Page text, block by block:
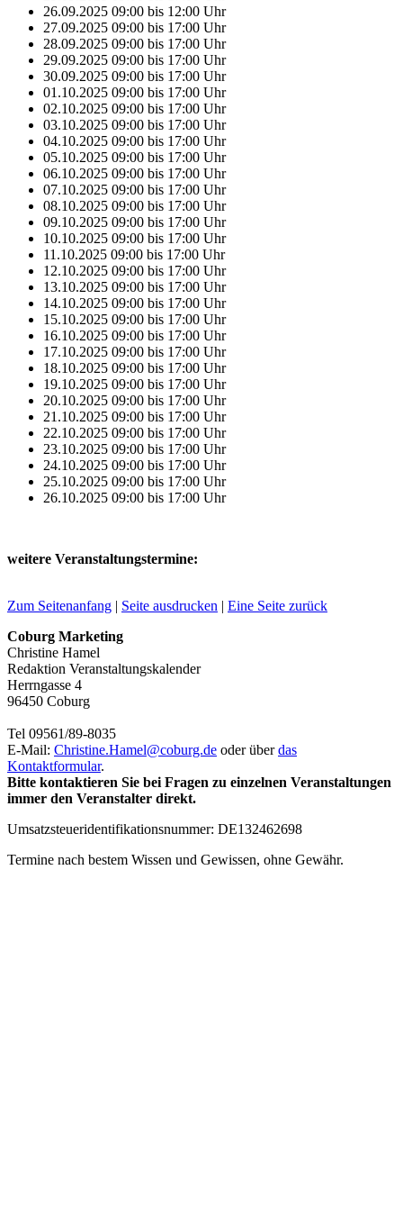
26.09.2025 09:00 bis 12:00 Uhr
27.09.2025 09:00 bis 17:00 Uhr
28.09.2025 09:00 bis 17:00 Uhr
29.09.2025 09:00 bis 17:00 Uhr
30.09.2025 09:00 bis 17:00 Uhr
01.10.2025 09:00 bis 17:00 Uhr
02.10.2025 09:00 bis 17:00 Uhr
03.10.2025 09:00 bis 17:00 Uhr
04.10.2025 09:00 bis 17:00 Uhr
05.10.2025 09:00 bis 17:00 Uhr
06.10.2025 09:00 bis 17:00 Uhr
07.10.2025 09:00 bis 17:00 Uhr
08.10.2025 09:00 bis 17:00 Uhr
09.10.2025 09:00 bis 17:00 Uhr
10.10.2025 09:00 bis 17:00 Uhr
11.10.2025 09:00 bis 17:00 Uhr
12.10.2025 09:00 bis 17:00 Uhr
13.10.2025 09:00 bis 17:00 Uhr
14.10.2025 09:00 bis 17:00 Uhr
15.10.2025 09:00 bis 17:00 Uhr
16.10.2025 09:00 bis 17:00 Uhr
17.10.2025 09:00 bis 17:00 Uhr
18.10.2025 09:00 bis 17:00 Uhr
19.10.2025 09:00 bis 17:00 Uhr
20.10.2025 09:00 bis 17:00 Uhr
21.10.2025 09:00 bis 17:00 Uhr
22.10.2025 09:00 bis 17:00 Uhr
23.10.2025 09:00 bis 17:00 Uhr
24.10.2025 09:00 bis 17:00 Uhr
25.10.2025 09:00 bis 17:00 Uhr
26.10.2025 09:00 bis 17:00 Uhr
weitere Veranstaltungstermine:
Zum Seitenanfang | Seite ausdrucken | Eine Seite zurück
Coburg Marketing
Christine Hamel
Redaktion Veranstaltungskalender
Herrngasse 4
96450 Coburg
Tel 09561/89-8035
E-Mail: Christine.Hamel@coburg.de oder überdas
Kontaktformular.
Bitte kontaktieren Sie bei Fragen zu einzelnen Veranstaltungen
immer den Veranstalter direkt.
Umsatzsteueridentifikationsnummer: DE132462698
Termine nach bestem Wissen und Gewissen, ohne Gewähr.